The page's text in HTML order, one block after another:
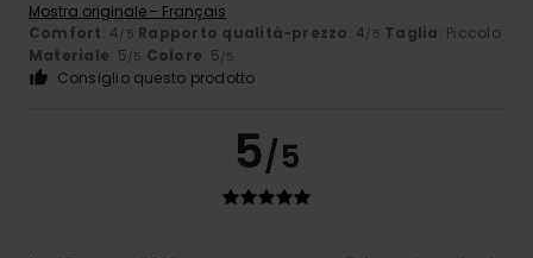
Mostra originale - Français
Comfort: 4/5 Rapporto qualità-prezzo: 4/5 Taglia: Piccolo
Materiale: 5/5 Colore: 5/5
Consiglio questo prodotto
5/5